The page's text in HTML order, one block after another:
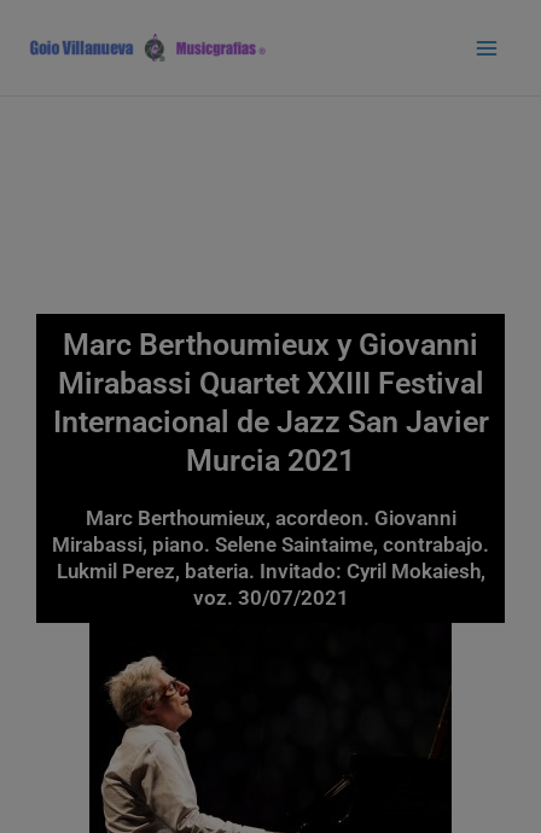
contenido
Marc Berthoumieux y Giovanni
Mirabassi Quartet XXIII Festival
Internacional de Jazz San Javier
Murcia 2021
Marc Berthoumieux, acordeon. Giovanni
Mirabassi, piano. Selene Saintaime, contrabajo.
Lukmil Perez, bateria. Invitado: Cyril Mokaiesh,
voz. 30/07/2021